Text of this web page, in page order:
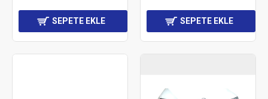
SEPETE EKLE SEPETE EKLE